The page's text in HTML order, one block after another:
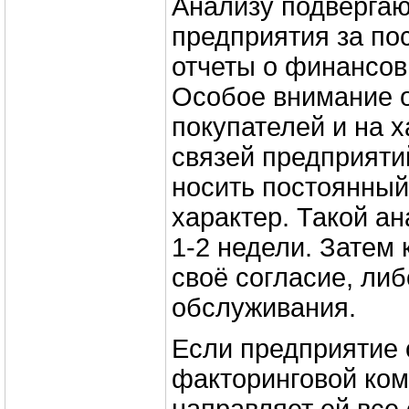
Анализу
предприятия за
отчеты о
Особое внимание
покупателей и на
связей
носить
характер. Такой
1-2 недели. Затем
своё согласие,
обслуживания.
Если предприятие
факторинговой